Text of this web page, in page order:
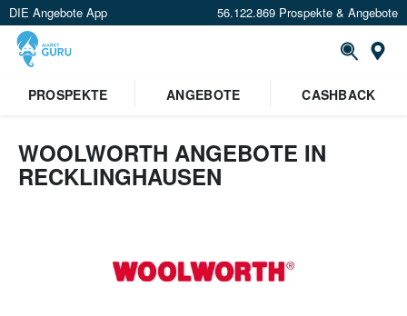
DIE Angebote App 56.122.869 Prospekte & Angebote
PROSPEKTE
ANGEBOTE CASHBACK
WOOLWORTH ANGEBOTE IN
RECKLINGHAUSEN